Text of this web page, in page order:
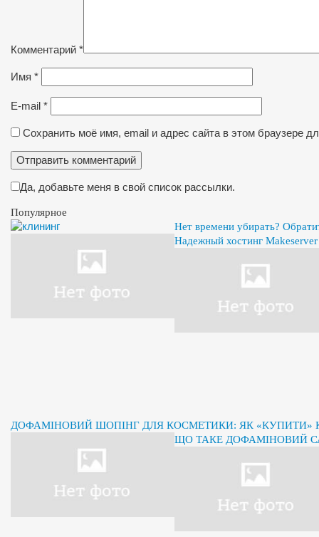
Комментарий *
Имя *
E-mail *
Сохранить моё имя, email и адрес сайта в этом браузере
Да, добавьте меня в свой список рассылки.
Популярное
Нет времени убирать?
Надежный хостинг
ДОФАМІНОВИЙ ШОПІНГ ДЛЯ КОСМЕТИКИ: ЯК «КУПИТИ»
ЩО ТАКЕ ДОФАМІНОВИЙ